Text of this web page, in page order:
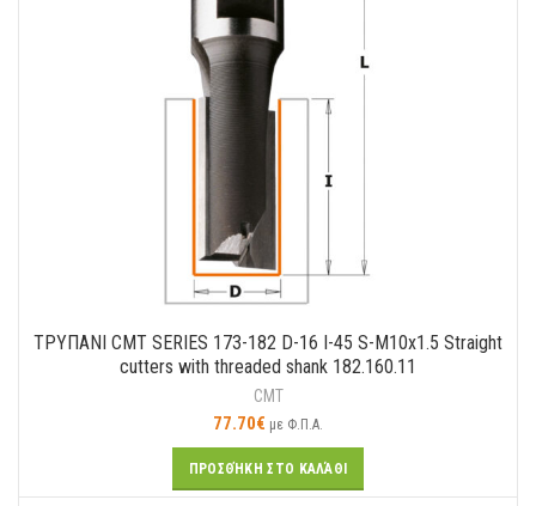
ΤΡΥΠΑΝΙ CMT SERIES 173-182 D-16 I-45 S-M10x1.5 Straight
cutters with threaded shank 182.160.11
CMT
77.70€ με Φ.Π.Α.
ΠΡΟΣΘΉΚΗ ΣΤΟ ΚΑΛΆΘΙ